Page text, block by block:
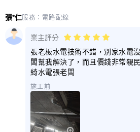
張*仁服務： 電路配線
業主評分
張老板水電技術不錯，別家水電
闆幫我解決了，而且價錢非常親
綺水電張老闆
施工前